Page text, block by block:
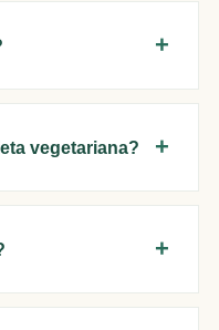
vegetariana?